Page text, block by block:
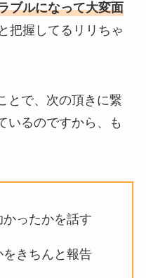
ブルになって大変面
把握してるリリちゃ
とで、次の頂きに繋
いるのですから、も
ったかを話す
きちんと報告